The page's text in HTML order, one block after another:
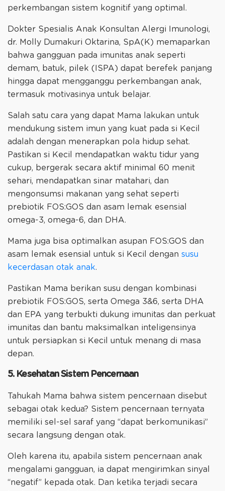
perkembangan sistem kognitif yang optimal.
Dokter Spesialis Anak Konsultan Alergi Imunologi,
dr. Molly Dumakuri Oktarina, SpA(K) memaparkan
bahwa gangguan pada imunitas anak seperti
demam, batuk, pilek (ISPA) dapat berefek panjang
hingga dapat mengganggu perkembangan anak,
termasuk motivasinya untuk belajar.
Salah satu cara yang dapat Mama lakukan untuk
mendukung sistem imun yang kuat pada si Kecil
adalah dengan menerapkan pola hidup sehat.
Pastikan si Kecil mendapatkan waktu tidur yang
cukup, bergerak secara aktif minimal 60 menit
sehari, mendapatkan sinar matahari, dan
mengonsumsi makanan yang sehat seperti
prebiotik FOS:GOS dan asam lemak esensial
omega-3, omega-6, dan DHA.
Mama juga bisa optimalkan asupan FOS:GOS dan
asam lemak esensial untuk si Kecil dengan susu
kecerdasan otak anak.
Pastikan Mama berikan susu dengan kombinasi
prebiotik FOS:GOS, serta Omega 3&6, serta DHA
dan EPA yang terbukti dukung imunitas dan perkuat
imunitas dan bantu maksimalkan inteligensinya
untuk persiapkan si Kecil untuk menang di masa
depan.
5. Kesehatan Sistem Pencernaan
Tahukah Mama bahwa sistem pencernaan disebut
sebagai otak kedua? Sistem pencernaan ternyata
memiliki sel-sel saraf yang “dapat berkomunikasi”
secara langsung dengan otak.
Oleh karena itu, apabila sistem pencernaan anak
mengalami gangguan, ia dapat mengirimkan sinyal
“negatif” kepada otak. Dan ketika terjadi secara